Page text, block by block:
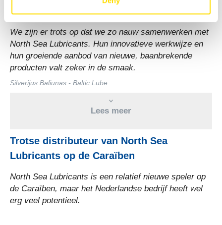
North Sea Lubricants en Baltic Lube
We zijn er trots op dat we zo nauw samenwerken met
North Sea Lubricants. Hun innovatieve werkwijze en
hun groeiende aanbod van nieuwe, baanbrekende
producten valt zeker in de smaak.
Trotse distributeur van North Sea
Lubricants op de Caraïben
North Sea Lubricants is een relatief nieuwe speler op
de Caraïben, maar het Nederlandse bedrijf heeft wel
erg veel potentieel.